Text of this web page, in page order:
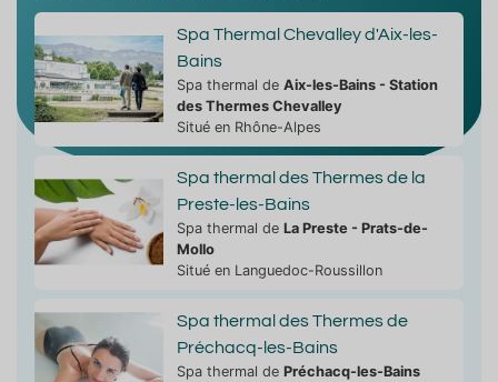
Spa Thermal Chevalley d'Aix-les-
Bains
Spa thermal de Aix-les-Bains - Station
des Thermes Chevalley
Situé en Rhône-Alpes
Spa thermal des Thermes de la
Preste-les-Bains
Spa thermal de La Preste - Prats-de-
Mollo
Situé en Languedoc-Roussillon
Spa thermal des Thermes de
Préchacq-les-Bains
Spa thermal de Préchacq-les-Bains